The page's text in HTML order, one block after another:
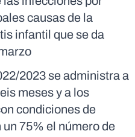
causas de la
infantil que se da
2023 se administra a
meses y a los
condiciones de
75% el número de